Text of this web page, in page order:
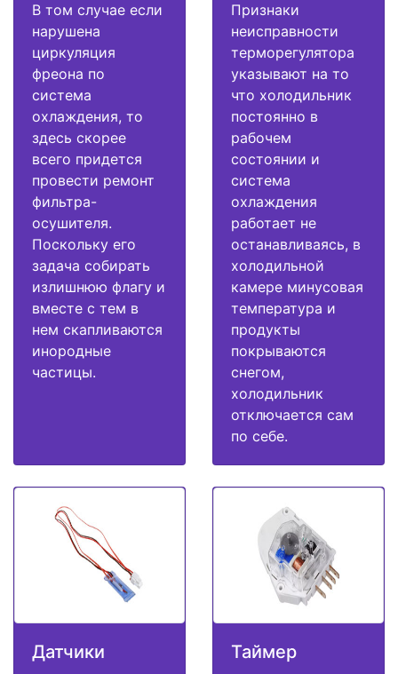
В том случае если
нарушена
циркуляция
фреона по
система
охлаждения, то
здесь скорее
всего придется
провести ремонт
фильтра-
осушителя.
Поскольку его
задача собирать
излишнюю флагу и
вместе с тем в
нем скапливаются
инородные
частицы.
Признаки
неисправности
терморегулятора
указывают на то
что холодильник
постоянно в
рабочем
состоянии и
система
охлаждения
работает не
останавливаясь, в
холодильной
камере минусовая
температура и
продукты
покрываются
снегом,
холодильник
отключается сам
по себе.
Датчики Таймер